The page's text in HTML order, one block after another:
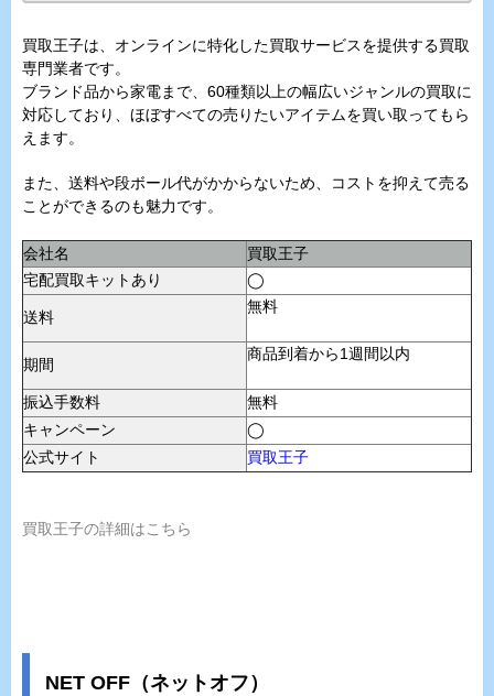
買取王子は、オンラインに特化した買取サービスを提供する買取
専門業者です。
ブランド品から家電まで、60種類以上の幅広いジャンルの買取に
対応しており、ほぼすべての売りたいアイテムを買い取ってもら
えます。
また、送料や段ボール代がかからないため、コストを抑えて売る
ことができるのも魅力です。
会社名
買取王子
宅配買取キットあり
◯
送料
無料
期間
商品到着から1週間以内
振込手数料
無料
キャンペーン
◯
公式サイト
買取王子
買取王子の詳細はこちら
NET OFF（ネットオフ）